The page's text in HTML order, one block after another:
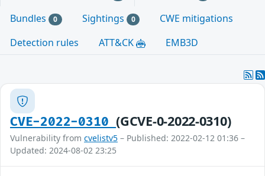
Bundles 0 Sightings 0
CWE mitigations
Detection rules
ATT&CK EMB3D
CVE-2022-0310(GCVE-0-2022-0310)
Vulnerability from cvelistv5 – Published: 2022-02-12 01:36 –
Updated: 2024-08-02 23:25